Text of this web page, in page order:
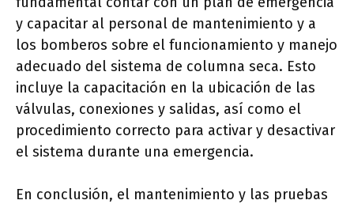
y capacitar al personal de mantenimiento y a
los bomberos sobre el funcionamiento y manejo
adecuado del sistema de columna seca. Esto
incluye la capacitación en la ubicación de las
válvulas, conexiones y salidas, así como el
procedimiento correcto para activar y desactivar
el sistema durante una emergencia.
En conclusión, el mantenimiento y las pruebas